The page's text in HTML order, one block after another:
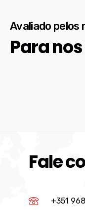
Avaliado pelos
Para
Fale
+351